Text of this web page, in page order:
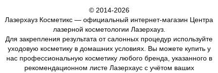
© 2014-2026
Лазерхауз Косметикс — официальный интернет-магазин Центра
лазерной косметологии Лазерхауз.
Для закрепления результата от салонных процедур используйте
уходовую косметику в домашних условиях. Вы можете купить у
нас профессиональную косметику любого бренда, указанного в
рекомендационном листе Лазерхаус с учётом ваших